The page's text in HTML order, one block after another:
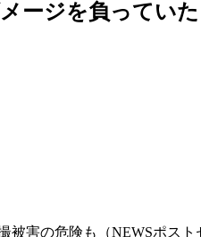
ージを負ってい
害の危険も（NEWSポスト